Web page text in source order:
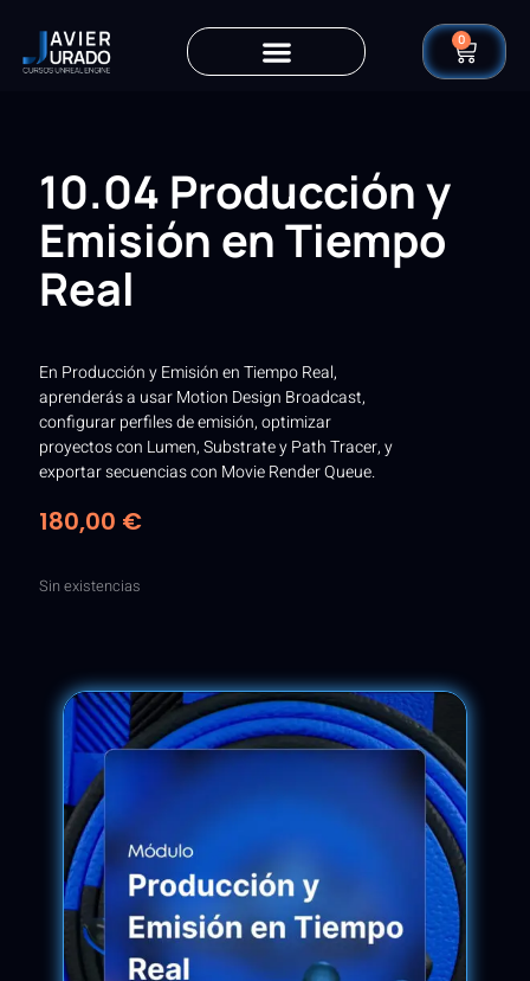
0
10.04 Producción y
Emisión en Tiempo
Real
En Producción y Emisión en Tiempo Real,
aprenderás a usar Motion Design Broadcast,
configurar perfiles de emisión, optimizar
proyectos con Lumen, Substrate y Path Tracer, y
exportar secuencias con Movie Render Queue.
180,00 €
Sin existencias